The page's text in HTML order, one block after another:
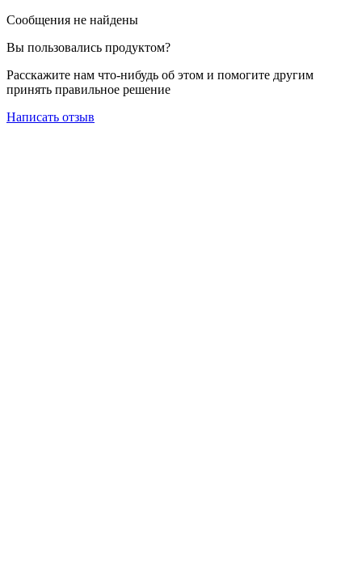
Сообщения не найдены
Вы пользовались продуктом?
Расскажите нам что-нибудь об этом и помогите другим
принять правильное решение
Написать отзыв